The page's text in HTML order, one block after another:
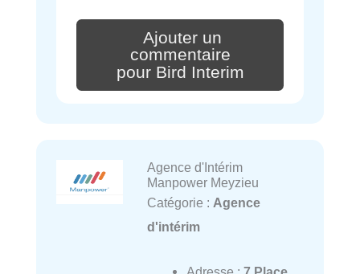
Ajouter un
commentaire
pour Bird Interim
Agence d'Intérim
Manpower Meyzieu
Catégorie : Agence
d'intérim